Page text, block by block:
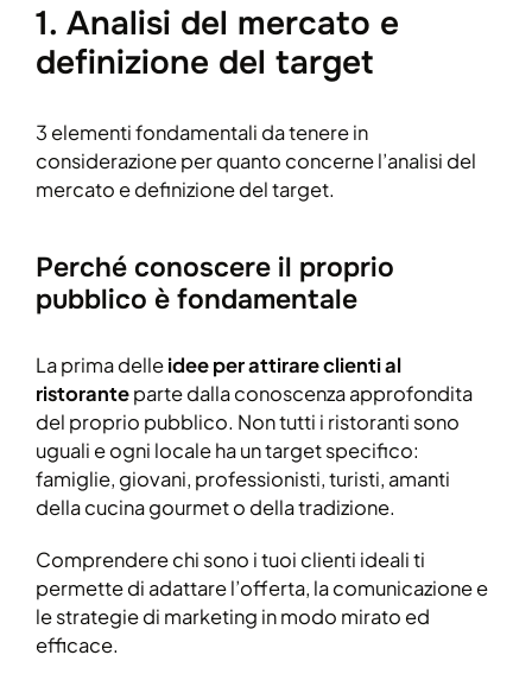
1. Analisi del mercato e
definizione del target
3 elementi fondamentali da tenere in
considerazione per quanto concerne l’analisi del
mercato e definizione del target.
Perché conoscere il proprio
pubblico è fondamentale
La prima delleidee per attirare clienti al
ristoranteparte dalla conoscenza approfondita
del proprio pubblico. Non tutti i ristoranti sono
uguali e ogni locale ha un target specifico:
famiglie, giovani, professionisti, turisti, amanti
della cucina gourmet o della tradizione.
Comprendere chi sono i tuoi clienti ideali ti
permette di adattare l’offerta, la comunicazione e
le strategie di marketing in modo mirato ed
efficace.